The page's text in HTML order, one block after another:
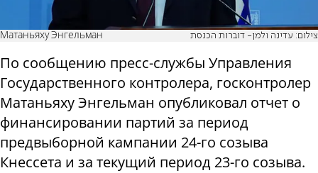
Матаньяху Энгельман צילום: עדינה ולמן- דוברות הכנסת
По сообщению пресс-службы Управления
Государственного контролера, госконтролер
Матаньяху Энгельман опубликовал отчет о
финансировании партий за период
предвыборной кампании 24-го созыва
Кнессета и за текущий период 23-го созыва.